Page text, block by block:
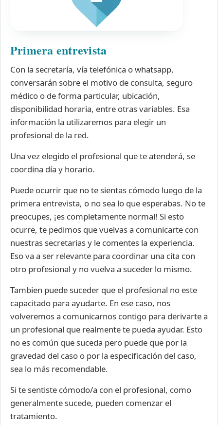
Primera entrevista
Con la secretaría, vía telefónica o whatsapp,
conversarán sobre el motivo de consulta, seguro
médico o de forma particular, ubicación,
disponibilidad horaria, entre otras variables. Esa
información la utilizaremos para elegir un
profesional de la red.
Una vez elegido el profesional que te atenderá, se
coordina día y horario.
Puede ocurrir que no te sientas cómodo luego de la
primera entrevista, o no sea lo que esperabas. No te
preocupes, ¡es completamente normal! Si esto
ocurre, te pedimos que vuelvas a comunicarte con
nuestras secretarias y le comentes la experiencia.
Eso va a ser relevante para coordinar una cita con
otro profesional y no vuelva a suceder lo mismo.
Tambien puede suceder que el profesional no este
capacitado para ayudarte. En ese caso, nos
volveremos a comunicarnos contigo para derivarte a
un profesional que realmente te pueda ayudar. Esto
no es común que suceda pero puede que por la
gravedad del caso o por la especificación del caso,
sea lo más recomendable.
Si te sentiste cómodo/a con el profesional, como
generalmente sucede, pueden comenzar el
tratamiento.